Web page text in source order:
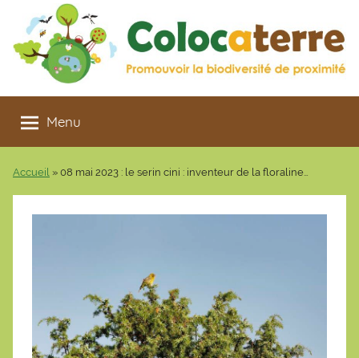
contenu
Colocaterre
Promouvoir
la
proximité
Menu
Accueil » 08 mai 2023 : le serin cini : inventeur de la floraline…